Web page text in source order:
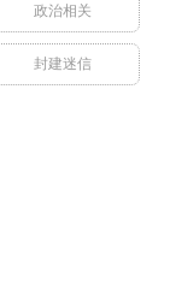
政治相关
封建迷信